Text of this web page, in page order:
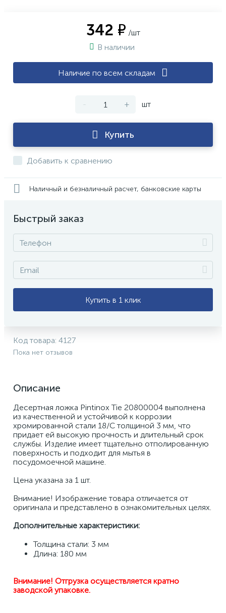
342 ₽ /шт
В наличии
Наличие по всем складам
- + шт
Купить
Добавить к сравнению
Наличный и безналичный расчет, банковские карты
Быстрый заказ
Купить в 1 клик
Код товара: 4127
Пока нет отзывов
Описание
Десертная ложка Pintinox Tie 20800004 выполнена
из качественной и устойчивой к коррозии
хромированной стали 18/С толщиной 3 мм, что
придает ей высокую прочность и длительный срок
службы. Изделие имеет тщательно отполированную
поверхность и подходит для мытья в
посудомоечной машине.
Цена указана за 1 шт.
Внимание! Изображение товара отличается от
оригинала и представлено в ознакомительных целях.
Дополнительные характеристики:
Толщина стали: 3 мм
Длина: 180 мм
Внимание! Отгрузка осуществляется кратно
заводской упаковке.